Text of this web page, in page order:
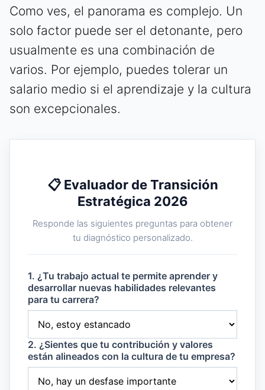
Como ves, el panorama es complejo. Un
solo factor puede ser el detonante, pero
usualmente es una combinación de
varios. Por ejemplo, puedes tolerar un
salario medio si el aprendizaje y la cultura
son excepcionales.
📋 Evaluador de Transición
Estratégica 2026
Responde las siguientes preguntas para obtener
tu diagnóstico personalizado.
1. ¿Tu trabajo actual te permite aprender y
desarrollar nuevas habilidades relevantes
para tu carrera?
2. ¿Sientes que tu contribución y valores
están alineados con la cultura de tu empresa?